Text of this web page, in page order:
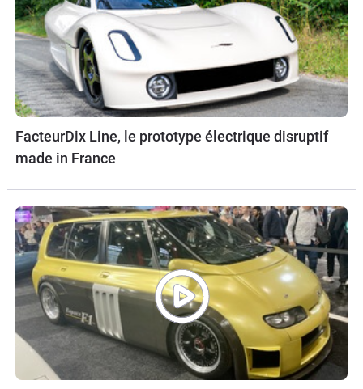
FacteurDix Line, le prototype électrique disruptif
made in France